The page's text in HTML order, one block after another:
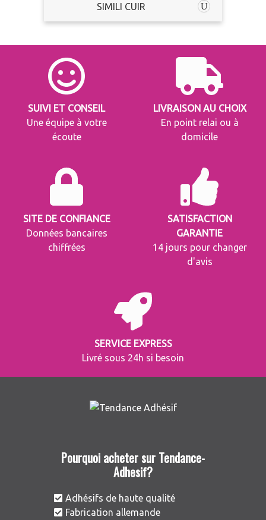
SIMILI CUIR
SUIVI ET CONSEIL
Une équipe à votre
écoute
LIVRAISON AU CHOIX
En point relai ou à
domicile
SITE DE CONFIANCE
Données bancaires
chiffrées
SATISFACTION
GARANTIE
14 jours pour changer
d'avis
SERVICE EXPRESS
Livré sous 24h si besoin
Pourquoi acheter sur Tendance-
Adhesif?
Adhésifs de haute qualité
Fabrication allemande